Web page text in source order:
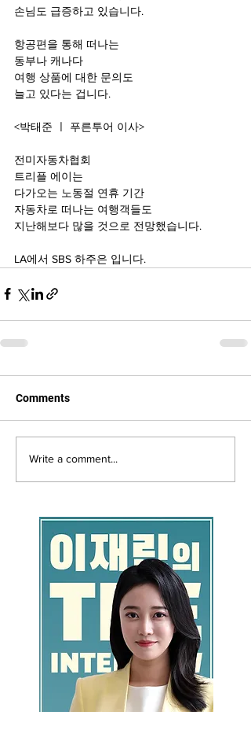
손님도 급증하고 있습니다.
항공편을 통해 떠나는
동부나 캐나다
여행 상품에 대한 문의도
늘고 있다는 겁니다.
<박태준 ㅣ 푸른투어 이사>
전미자동차협회
트리플 에이는
다가오는 노동절 연휴 기간
자동차로 떠나는 여행객들도
지난해보다 많을 것으로 전망했습니다.
LA에서 SBS 하주은 입니다.
Comments
Write a comment...